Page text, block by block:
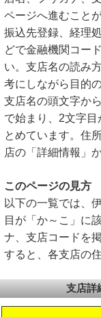
ページへ進むこと
振込先登録、経理
どで金融機関コー
い。支店名の読み
考にしながら目的
支店名の頭文字か
で始まり、2文字
とめています。住
店の「詳細情報」
このページの見方
以下の一覧では、
目が「か～こ」に
ナ、支店コードを
すると、各支店の
支店詳